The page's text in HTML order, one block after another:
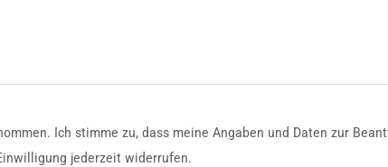
Ich stimme zu, dass meine Angaben und Daten zur
jederzeit widerrufen.